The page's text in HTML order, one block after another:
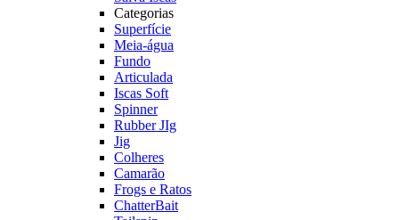
Categorias
Superfície
Meia-água
Fundo
Articulada
Iscas Soft
Spinner
Rubber JIg
Jig
Colheres
Camarão
Frogs e Ratos
ChatterBait